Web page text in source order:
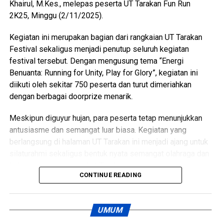
Rakyat lainnya.
‎Acara dilanjutkan dengan sambutan dan arahan dari
Sekretaris Daerah Kabupaten Hulu Sungai Selatan, yang
menyampaikan apresiasi atas terselenggaranya kegiatan
Ajang Talenta Pelajar sebagai sarana pembinaan karakter,
kebugaran, dan pelestarian budaya lokal di kalangan
pelajar.
‎Selanjutnya, Ketua DPRD Kabupaten Hulu Sungai Selatan
yang juga menjabat sebagai Ketua KPOTI Kabupaten HSS
memberikan sambutan sekaligus secara resmi membuka
Selatan Tahun 2025. Dalam sambutannya, beliau
menegaskan pentingnya menjaga dan melestarikan
‎Menambah kemeriahan acara, panitia juga menghadirkan
Khairul, M.Kes., melepas peserta UT Tarakan Fun Run
2K25, Minggu (2/11/2025).
Kegiatan ini merupakan bagian dari rangkaian UT Tarakan
Festival sekaligus menjadi penutup seluruh kegiatan
festival tersebut. Dengan mengusung tema “Energi
Benuanta: Running for Unity, Play for Glory”, kegiatan ini
diikuti oleh sekitar 750 peserta dan turut dimeriahkan
dengan berbagai doorprize menarik.
Meskipun diguyur hujan, para peserta tetap menunjukkan
antusiasme dan semangat luar biasa. Kegiatan yang
berlangsung di halaman UT Tarakan ini menjadi ajang untuk
kebersamaan masyarakat Tarakan.
dalam mencerdaskan masyarakat serta menyelenggarakan
CONTINUE READING
UMUM